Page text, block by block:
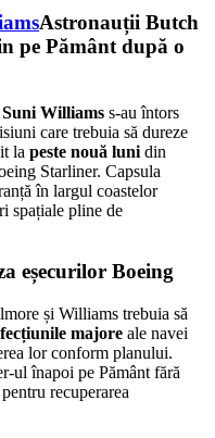
Astronauții Butch
pe Pământ după o
Suni Williams s-au întors
care trebuia să dureze
la peste nouă luni din
Starliner. Capsula
în largul coastelor
spațiale pline de
eșecurilor Boeing
și Williams trebuia să
majore ale navei
lor conform planului.
ul înapoi pe Pământ fără
recuperarea